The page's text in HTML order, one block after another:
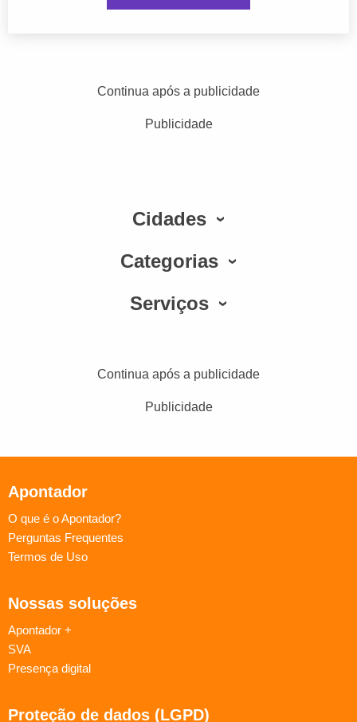
Continua após a publicidade
Publicidade
Cidades
Categorias
Serviços
Continua após a publicidade
Publicidade
Apontador
O que é o Apontador?
Perguntas Frequentes
Termos de Uso
Nossas soluções
Apontador +
SVA
Presença digital
Proteção de dados (LGPD)